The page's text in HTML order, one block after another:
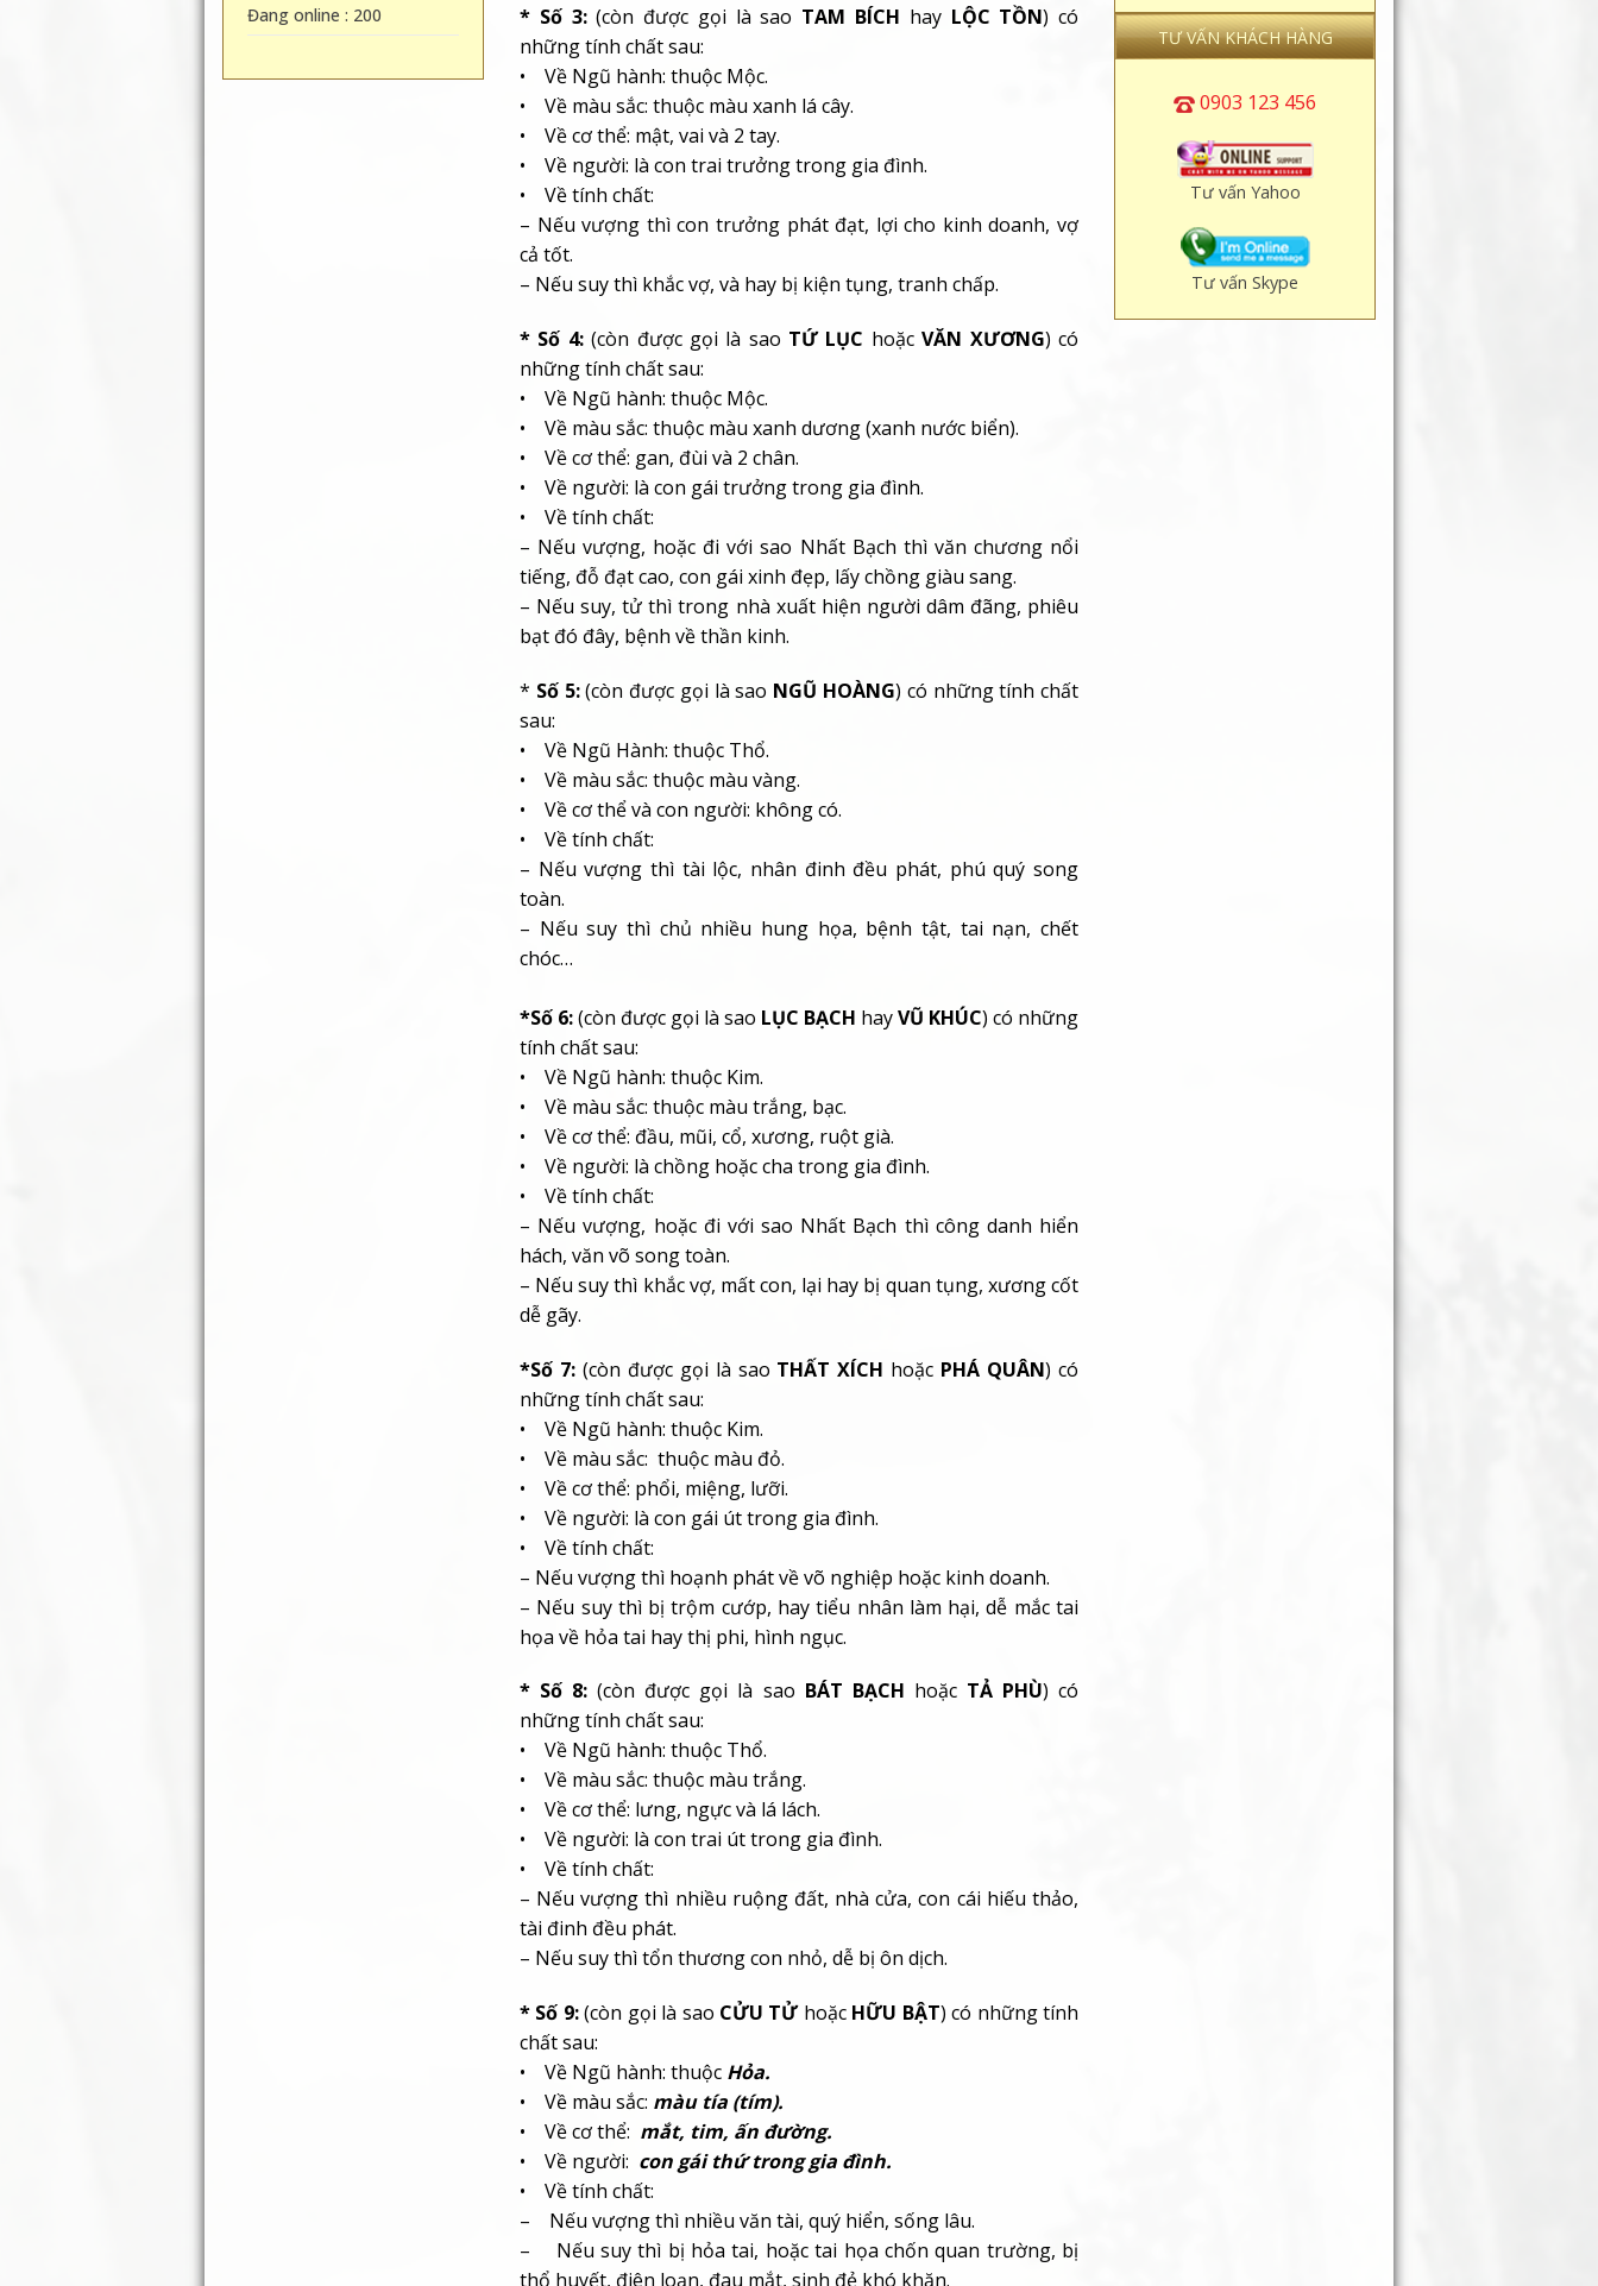
Đang online : 200
* Số 3:(còn được gọi là sao TAM BÍCH hay LỘC TỒN) có
những tính chất sau:
• Về Ngũ hành: thuộc Mộc.
• Về màu sắc: thuộc màu xanh lá cây.
• Về cơ thể: mật, vai và 2 tay.
• Về người: là con trai trưởng trong gia đình.
• Về tính chất:
– Nếu vượng thì con trưởng phát đạt, lợi cho kinh doanh, vợ
cả tốt.
– Nếu suy thì khắc vợ, và hay bị kiện tụng, tranh chấp.
* Số 4:(còn được gọi là sao TỨ LỤC hoặcVĂN XƯƠNG) có
những tính chất sau:
• Về Ngũ hành: thuộc Mộc.
• Về màu sắc: thuộc màu xanh dương (xanh nước biển).
• Về cơ thể: gan, đùi và 2 chân.
• Về người: là con gái trưởng trong gia đình.
• Về tính chất:
– Nếu vượng, hoặc đi với sao Nhất Bạch thì văn chương nổi
tiếng, đỗ đạt cao, con gái xinh đẹp, lấy chồng giàu sang.
– Nếu suy, tử thì trong nhà xuất hiện người dâm đãng, phiêu
bạt đó đây, bệnh về thần kinh.
* Số 5:(còn được gọi là sao NGŨ HOÀNG) có những tính chất
sau:
• Về Ngũ Hành: thuộc Thổ.
• Về màu sắc: thuộc màu vàng.
• Về cơ thể và con người: không có.
• Về tính chất:
– Nếu vượng thì tài lộc, nhân đinh đều phát, phú quý song
toàn.
– Nếu suy thì chủ nhiều hung họa, bệnh tật, tai nạn, chết
chóc…
*Số 6:(còn được gọi là sao LỤC BẠCH hayVŨ KHÚC) có những
tính chất sau:
• Về Ngũ hành: thuộc Kim.
• Về màu sắc: thuộc màu trắng, bạc.
• Về cơ thể: đầu, mũi, cổ, xương, ruột già.
• Về người: là chồng hoặc cha trong gia đình.
• Về tính chất:
– Nếu vượng, hoặc đi với sao Nhất Bạch thì công danh hiển
hách, văn võ song toàn.
– Nếu suy thì khắc vợ, mất con, lại hay bị quan tụng, xương cốt
dễ gãy.
*Số 7: (còn được gọi là sao THẤT XÍCH hoặc PHÁ QUÂN) có
những tính chất sau:
• Về Ngũ hành: thuộc Kim.
• Về màu sắc: thuộc màu đỏ.
• Về cơ thể: phổi, miệng, lưỡi.
• Về người: là con gái út trong gia đình.
• Về tính chất:
– Nếu vượng thì hoạnh phát về võ nghiệp hoặc kinh doanh.
– Nếu suy thì bị trộm cướp, hay tiểu nhân làm hại, dễ mắc tai
họa về hỏa tai hay thị phi, hình ngục.
* Số 8: (còn được gọi là sao BÁT BẠCH hoặc TẢ PHÙ) có
những tính chất sau:
• Về Ngũ hành: thuộc Thổ.
• Về màu sắc: thuộc màu trắng.
• Về cơ thể: lưng, ngực và lá lách.
• Về người: là con trai út trong gia đình.
• Về tính chất:
– Nếu vượng thì nhiều ruộng đất, nhà cửa, con cái hiếu thảo,
tài đinh đều phát.
– Nếu suy thì tổn thương con nhỏ, dễ bị ôn dịch.
* Số 9:(còn gọi là sao CỬU TỬhoặc HỮU BẬT) có những tính
chất sau:
• Về Ngũ hành: thuộc Hỏa.
• Về màu sắc: màu tía (tím).
• Về cơ thể: mắt, tim, ấn đường.
• Về người: con gái thứ trong gia đình.
• Về tính chất:
– Nếu vượng thì nhiều văn tài, quý hiển, sống lâu.
– Nếu suy thì bị hỏa tai, hoặc tai họa chốn quan trường, bị
thổ huyết, điên loạn, đau mắt, sinh đẻ khó khăn.
TƯ VẤN KHÁCH HÀNG
0903 123 456
Tư vấn Yahoo
Tư vấn Skype